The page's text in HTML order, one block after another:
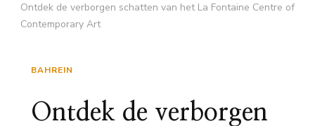
Ontdek de verborgen schatten van het La Fontaine Centre of
Contemporary Art
BAHREIN
Ontdek de verborgen